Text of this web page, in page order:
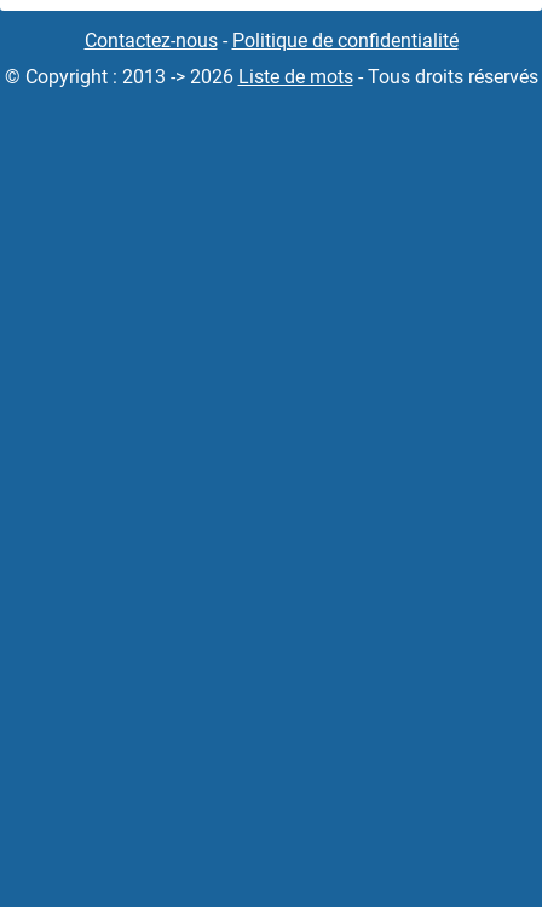
Contactez-nous- Politique de confidentialité
© Copyright : 2013 -> 2026 Liste de mots- Tous droits réservés